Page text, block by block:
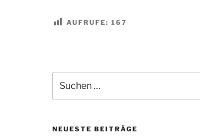
AUFRUFE: 167
nach:
NEUESTE BEITRÄGE